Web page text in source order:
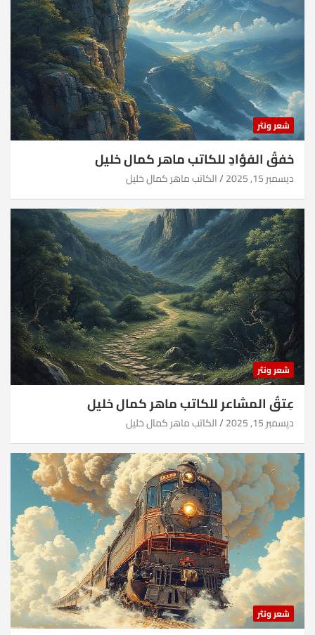
شعر ونثر
خفقُ الفؤادِ للكاتب ماهر كمال خليل
ديسمبر 15, 2025 الكاتب ماهر كمال خليل
شعر ونثر
عِتقُ المشاعر للكاتب ماهر كمال خليل
ديسمبر 15, 2025 الكاتب ماهر كمال خليل
شعر ونثر